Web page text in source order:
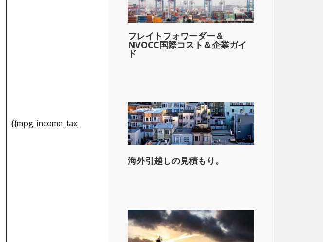
{{mpg_income_tax_based_on_state_median_single_2}}。
フレイトフォワーダー＆
NVOCC国際コスト＆企業ガイ
ド
海外引越しの見積もり。